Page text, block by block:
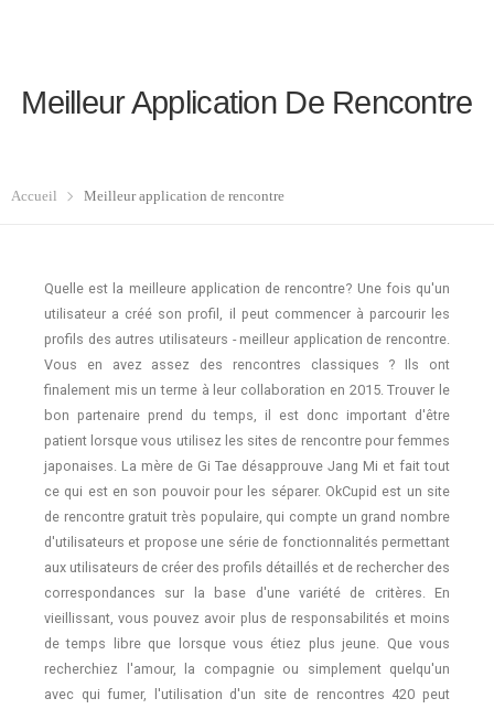
Meilleur Application De Rencontre
Accueil Meilleur application de rencontre
Quelle est la meilleure application de rencontre? Une fois qu'un
utilisateur a créé son profil, il peut commencer à parcourir les
profils des autres utilisateurs - meilleur application de rencontre.
Vous en avez assez des rencontres classiques ? Ils ont
finalement mis un terme à leur collaboration en 2015. Trouver le
bon partenaire prend du temps, il est donc important d'être
patient lorsque vous utilisez les sites de rencontre pour femmes
japonaises. La mère de Gi Tae désapprouve Jang Mi et fait tout
ce qui est en son pouvoir pour les séparer. OkCupid est un site
de rencontre gratuit très populaire, qui compte un grand nombre
d'utilisateurs et propose une série de fonctionnalités permettant
aux utilisateurs de créer des profils détaillés et de rechercher des
correspondances sur la base d'une variété de critères. En
vieillissant, vous pouvez avoir plus de responsabilités et moins
de temps libre que lorsque vous étiez plus jeune. Que vous
recherchiez l'amour, la compagnie ou simplement quelqu'un
avec qui fumer, l'utilisation d'un site de rencontres 420 peut